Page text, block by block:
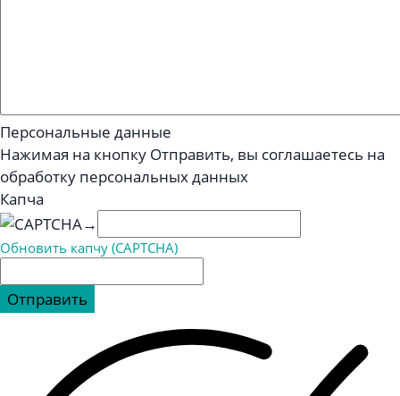
Персональные данные
Нажимая на кнопку Отправить, вы соглашаетесь на
обработку персональных данных
Капча
→
Обновить капчу (CAPTCHA)
Отправить